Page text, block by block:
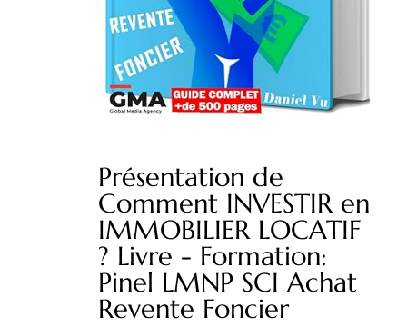
Présentation de
Comment INVESTIR en
IMMOBILIER LOCATIF
? Livre - Formation:
Pinel LMNP SCI Achat
Revente Foncier